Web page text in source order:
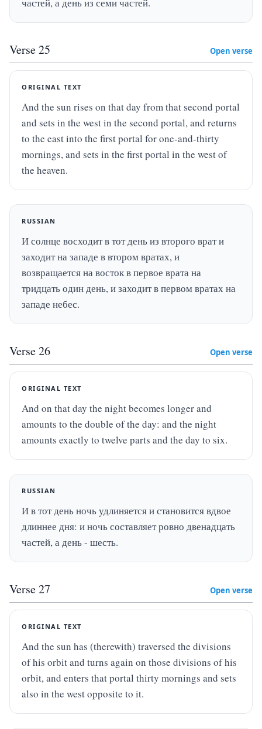
Verse25 Open verse
ORIGINAL TEXT
And the sun rises on that day from that second portal
and sets in the west in the second portal, and returns
to the east into the first portal for one-and-thirty
mornings, and sets in the first portal in the west of
the heaven.
RUSSIAN
И солнце восходит в тот день из второго врат и
заходит на западе в втором вратах, и
возвращается на восток в первое врата на
тридцать один день, и заходит в первом вратах на
западе небес.
Verse26 Open verse
ORIGINAL TEXT
And on that day the night becomes longer and
amounts to the double of the day: and the night
amounts exactly to twelve parts and the day to six.
RUSSIAN
И в тот день ночь удлиняется и становится вдвое
длиннее дня: и ночь составляет ровно двенадцать
частей, а день - шесть.
Verse27 Open verse
ORIGINAL TEXT
And the sun has (therewith) traversed the divisions
of his orbit and turns again on those divisions of his
orbit, and enters that portal thirty mornings and sets
also in the west opposite to it.